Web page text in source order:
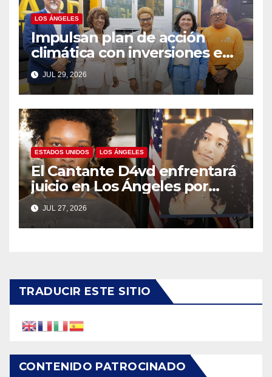
LOS ÁNGELES
Impulsan plan de acción
climática con inversiones en
resiliencia ante el calor para
los angelinos
JUL 29, 2026
ESTADOS UNIDOS LOS ÁNGELES
El Cantante D4vd enfrentará
juicio en Los Ángeles por
asesinato de adolescente
salvadoreña
JUL 27, 2026
TRADUCIR ESTE SITIO
CONTENIDO PATROCINADO